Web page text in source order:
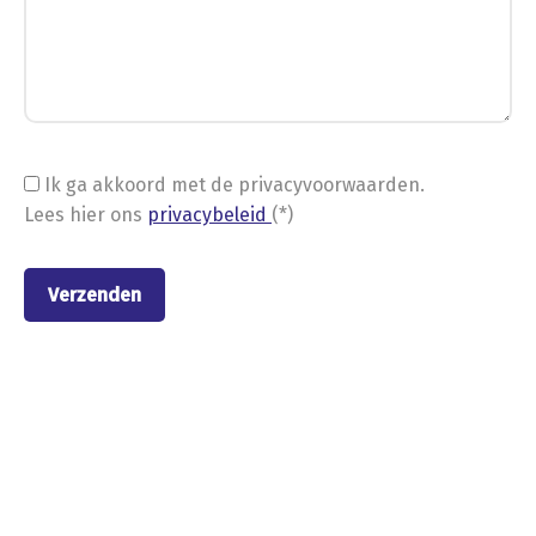
Ik ga akkoord met de privacyvoorwaarden.
Lees hier ons privacybeleid (*)